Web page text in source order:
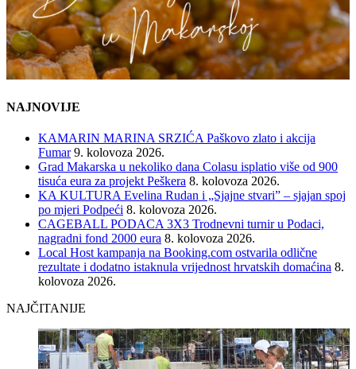
NAJNOVIJE
KAMARIN MARINA SRZIĆA Paškovo zlato i akcija
Fumar 9. kolovoza 2026.
Grad Makarska u nekoliko dana Colasu isplatio više od 900
tisuća eura za projekt Peškera 8. kolovoza 2026.
KA KULTURA Evelina Rudan i „Sjajne stvari” – sjajan spoj
po mjeri Podpeći 8. kolovoza 2026.
CAGEBALL PODACA 3X3 Trodnevni turnir u Podaci,
nagradni fond 2000 eura 8. kolovoza 2026.
Local Host kampanja na Booking.com ostvarila odlične
rezultate i dodatno istaknula vrijednost hrvatskih domaćina 8.
kolovoza 2026.
NAJČITANIJE